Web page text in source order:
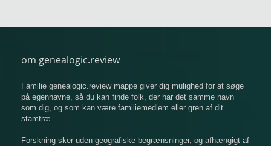
om genealogic.review
Familie genealogic.review mappe giver dig mulighed for at søge
på egennavne, så du kan finde folk, der har det samme navn
som dig, og som kan være familiemedlem eller gren af ​​dit
stamtræ .
Forskning sker uden geografiske begrænsninger, og afhængigt af